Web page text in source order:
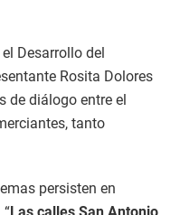
Desarrollo del
Rosita Dolores
de diálogo entre el
tanto
persisten en